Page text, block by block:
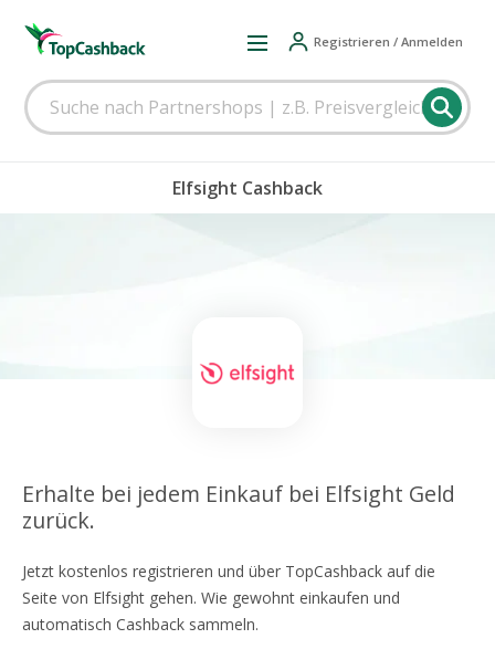
Registrieren / Anmelden
Elfsight Cashback
Erhalte bei jedem Einkauf bei Elfsight Geld
zurück.
Jetzt kostenlos registrieren und über TopCashback auf die
Seite von Elfsight gehen. Wie gewohnt einkaufen und
automatisch Cashback sammeln.